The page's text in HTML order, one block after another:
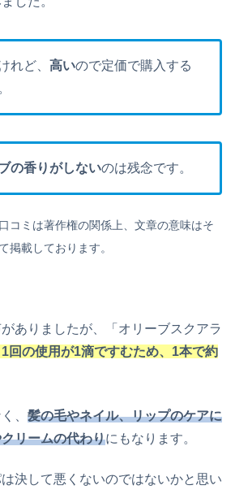
れど、 高いので定価で購入する
の香りがしないのは残念です。
コミは著作権の関係上、文章の意味はそ
掲載しております。
ありましたが、「オリーブスクアラ
回の使用が1滴ですむため、1本で約
、 髪の毛やネイル、リップのケアに
リームの代わりにもなります。
決して悪くないのではないかと思い